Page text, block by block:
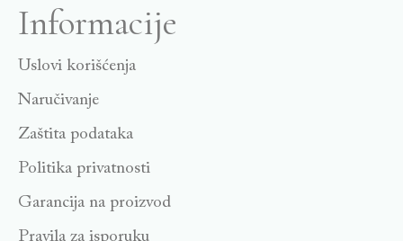
Informacije
Uslovi korišćenja
Naručivanje
Zaštita podataka
Politika privatnosti
Garancija na proizvod
Pravila za isporuku